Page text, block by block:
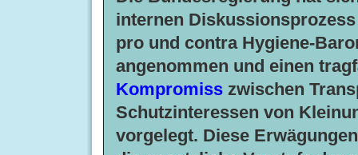
internen
pro und contra Hygiene-
angenommen und einen
Kompromisszwischen
Schutzinteressen von
vorgelegt. Diese